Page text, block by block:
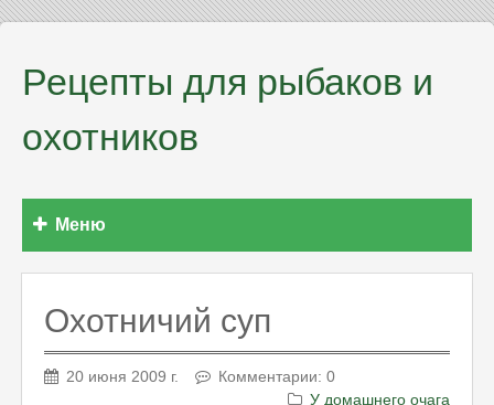
Рецепты для рыбаков и
охотников
Меню
Охотничий суп
20 июня 2009 г.
Комментарии: 0
У домашнего очага